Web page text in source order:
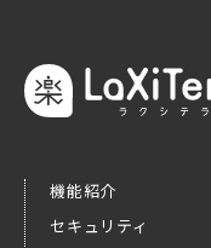
機能紹介
セキュリティ